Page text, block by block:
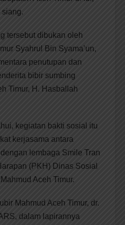
siang.
tersebut dibukan oleh
Syahrul Bin Syama’un,
penutupan dan
bibir sumbing
Timur, H. Hasballah
kegiatan bakti sosial itu
kerjasama antara
lembaga Smile Tran
(PKH) Dinas Sosial
Aceh Timur.
Mahmud Aceh Timur, dr.
dalam lapirannya